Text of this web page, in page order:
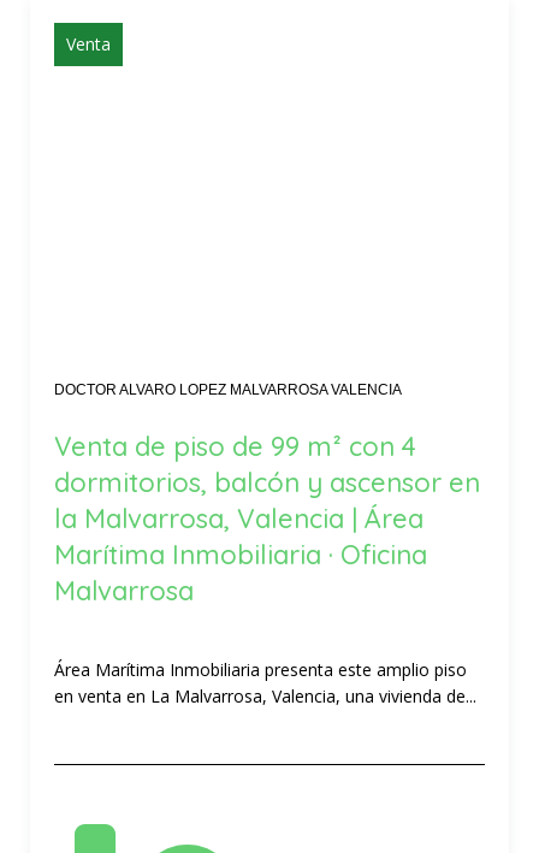
Venta
DOCTOR ALVARO LOPEZ MALVARROSA VALENCIA
Venta de piso de 99 m² con 4
dormitorios, balcón y ascensor en
la Malvarrosa, Valencia | Área
Marítima Inmobiliaria · Oficina
Malvarrosa
Área Marítima Inmobiliaria presenta este amplio piso
en venta en La Malvarrosa, Valencia, una vivienda de...